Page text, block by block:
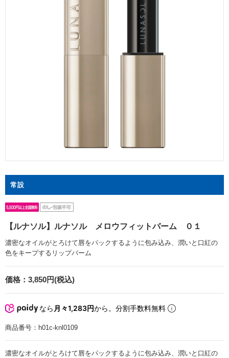
常設
【ルナソル】ルナソル メロウフィットバーム ０１
濃密なオイルがとろけて唇をパックするように包み込み、潤いと口紅の
色をキープするリップバーム
価格： 3,850円(税込)
なら 月々1,283円から。分割手数料無料
商品番号： h01c-knl0109
濃密なオイルがとろけて唇をパックするように包み込み、潤いと口紅の